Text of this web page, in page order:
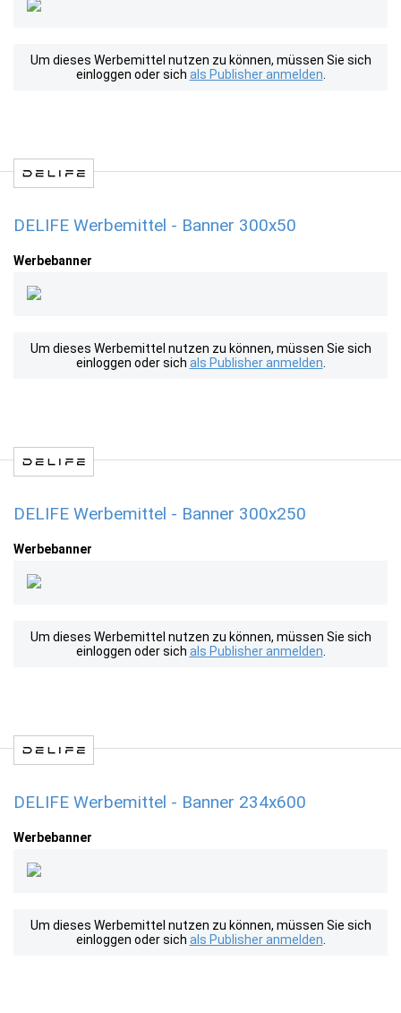
Um dieses Werbemittel nutzen zu können, müssen Sie sich
einloggen oder sich als Publisher anmelden
DELIFE Werbemittel - Banner 300x50
Werbebanner
Um dieses Werbemittel nutzen zu können, müssen Sie sich
einloggen oder sich als Publisher anmelden
DELIFE Werbemittel - Banner 300x250
Werbebanner
Um dieses Werbemittel nutzen zu können, müssen Sie sich
einloggen oder sich als Publisher anmelden
DELIFE Werbemittel - Banner 234x600
Werbebanner
Um dieses Werbemittel nutzen zu können, müssen Sie sich
einloggen oder sich als Publisher anmelden